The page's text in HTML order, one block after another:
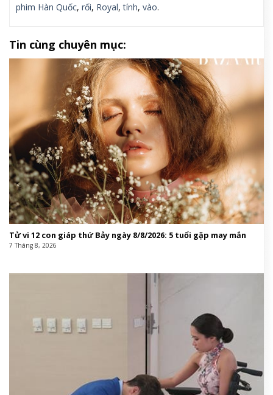
phim Hàn Quốc, rối, Royal,tính, vào.
Tin cùng chuyên mục:
Tử vi 12 con giáp thứ Bảy ngày 8/8/2026: 5 tuổi gặp may mắn
7 Tháng 8, 2026